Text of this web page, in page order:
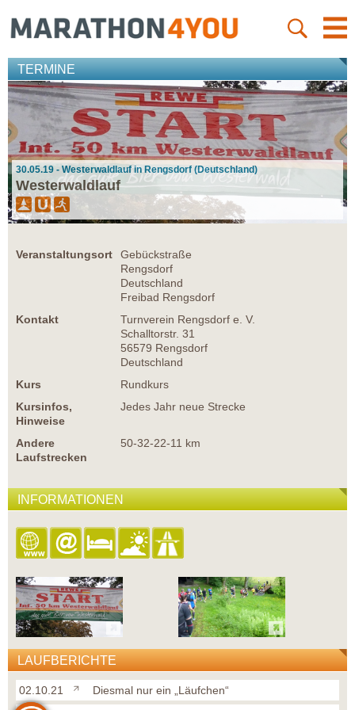
TERMINE
30.05.19 - Westerwaldlauf in Rengsdorf (Deutschland)
Westerwaldlauf
Veranstaltungsort
Gebückstraße
Rengsdorf
Deutschland
Freibad Rengsdorf
Kontakt
Turnverein Rengsdorf e. V.
Schalltorstr. 31
56579 Rengsdorf
Deutschland
Kurs
Rundkurs
Kursinfos,
Hinweise
Jedes Jahr neue Strecke
Andere
Laufstrecken
50-32-22-11 km
INFORMATIONEN
LAUFBERICHTE
02.10.21
Diesmal nur ein „Läufchen“